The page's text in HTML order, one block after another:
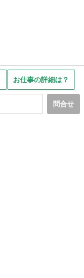
お仕事の詳細は？
問合せ